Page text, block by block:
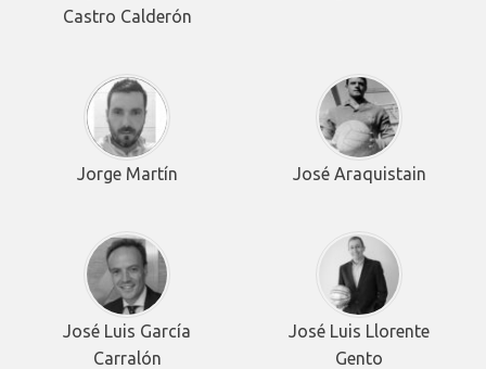
Castro Calderón
Jorge Martín José Araquistain
José Luis García
Carralón
José Luis Llorente
Gento